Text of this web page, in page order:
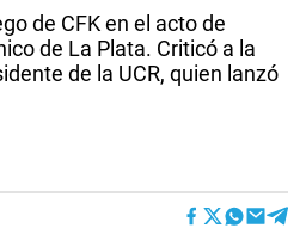
de CFK en el acto de
de La Plata. Criticó a la
de la UCR, quien lanzó